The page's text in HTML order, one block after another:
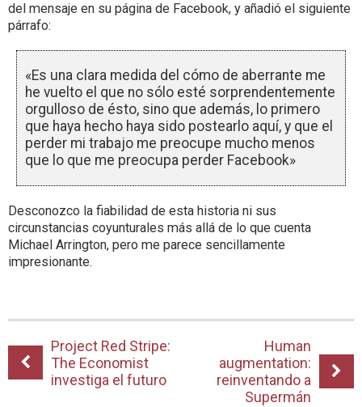
del mensaje en su página de Facebook, y añadió el siguiente
párrafo:
«Es una clara medida del cómo de aberrante me
he vuelto el que no sólo esté sorprendentemente
orgulloso de ésto, sino que además, lo primero
que haya hecho haya sido postearlo aquí, y que el
perder mi trabajo me preocupe mucho menos
que lo que me preocupa perder Facebook»
Desconozco la fiabilidad de esta historia ni sus
circunstancias coyunturales más allá de lo que cuenta
Michael Arrington, pero me parece sencillamente
impresionante.
Project Red Stripe:
The Economist
investiga el futuro
Human
augmentation:
reinventando a
Supermán